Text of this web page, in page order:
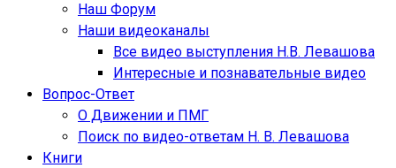
Наш Форум
Наши видеоканалы
Все видео выступления Н.В. Левашова
Интересные и познавательные видео
Вопрос-Ответ
О Движении и ПМГ
Поиск по видео-ответам Н. В. Левашова
Книги